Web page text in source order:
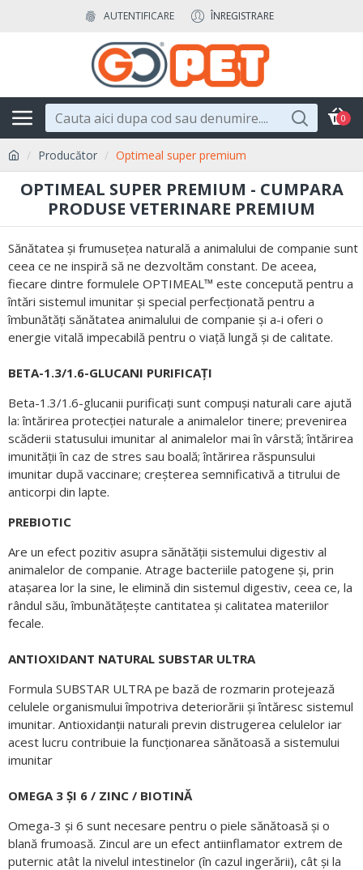
AUTENTIFICARE ÎNREGISTRARE
0
Producător Optimeal super premium
OPTIMEAL SUPER PREMIUM - CUMPARA
PRODUSE VETERINARE PREMIUM
Sănătatea și frumusețea naturală a animalului de companie sunt
ceea ce ne inspiră să ne dezvoltăm constant. De aceea,
fiecare dintre formulele OPTIMEAL™ este concepută pentru a
întări sistemul imunitar și special perfecționată pentru a
îmbunătăți sănătatea animalului de companie și a-i oferi o
energie vitală impecabilă pentru o viață lungă și de calitate.
ΒETA-1.3/1.6-GLUCANI PURIFICAȚI
Beta-1.3/1.6-glucanii purificați sunt compuși naturali care ajută
la: întărirea protecției naturale a animalelor tinere; prevenirea
scăderii statusului imunitar al animalelor mai în vârstă; întărirea
imunității în caz de stres sau boală; întărirea răspunsului
imunitar după vaccinare; creșterea semnificativă a titrului de
anticorpi din lapte.
PREBIOTIC
Are un efect pozitiv asupra sănătății sistemului digestiv al
animalelor de companie. Atrage bacteriile patogene și, prin
atașarea lor la sine, le elimină din sistemul digestiv, ceea ce, la
rândul său, îmbunătățește cantitatea și calitatea materiilor
fecale.
ANTIOXIDANT NATURAL SUBSTAR ULTRA
Formula SUBSTAR ULTRA pe bază de rozmarin protejează
celulele organismului împotriva deteriorării și întăresc sistemul
imunitar. Antioxidanții naturali previn distrugerea celulelor iar
acest lucru contribuie la funcționarea sănătoasă a sistemului
imunitar
OMEGA 3 ȘI 6 / ZINC / BIOTINĂ
Omega-3 și 6 sunt necesare pentru o piele sănătoasă și o
blană frumoasă. Zincul are un efect antiinflamator extrem de
puternic atât la nivelul intestinelor (în cazul ingerării), cât și la